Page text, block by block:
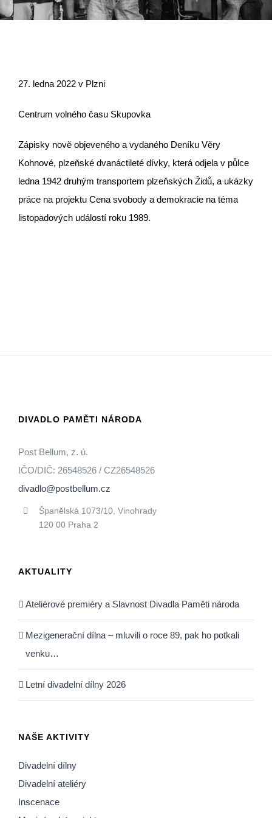
27. ledna 2022 v Plzni
Centrum volného času Skupovka
Zápisky nově objeveného a vydaného Deníku Věry
Kohnové, plzeňské dvanáctileté dívky, která odjela v půlce
ledna 1942 druhým transportem plzeňských Židů, a ukázky
práce na projektu Cena svobody a demokracie na téma
listopadových událostí roku 1989.
DIVADLO PAMĚTI NÁRODA
Post Bellum, z. ú.
IČO/DIČ: 26548526 / CZ26548526
divadlo@postbellum.cz
Španělská 1073/10, Vinohrady
120 00 Praha 2
AKTUALITY
Ateliérové premiéry a Slavnost Divadla Paměti národa
Mezigenerační dílna – mluvili o roce 89, pak ho potkali
venku…
Letní divadelní dílny 2026
NAŠE AKTIVITY
Divadelní dílny
Divadelní ateliéry
Inscenace